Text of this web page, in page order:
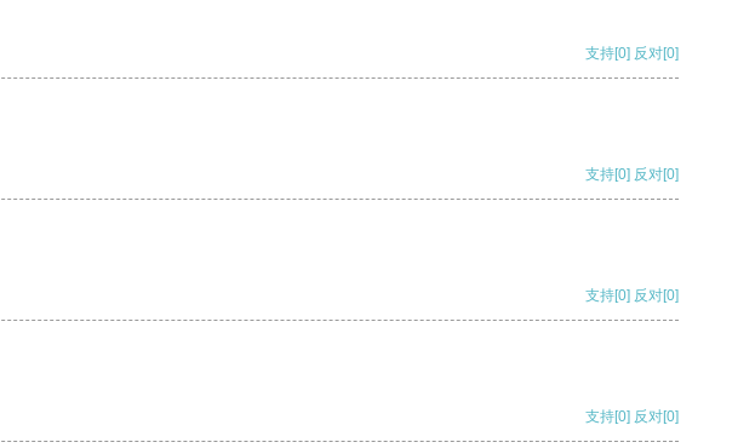
支持[0] 反对[0]
支持[0] 反对[0]
支持[0] 反对[0]
支持[0] 反对[0]